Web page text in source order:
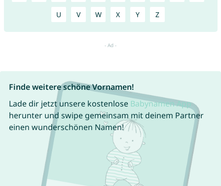
U V W X Y Z
Finde weitere schöne Vornamen!
Lade dir jetzt unsere kostenlose Babynamen App
herunter und swipe gemeinsam mit deinem Partner
einen wunderschönen Namen!